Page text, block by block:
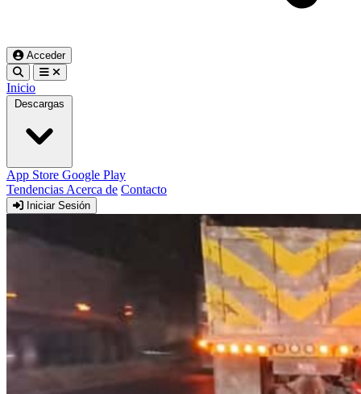
Acceder
Inicio
Descargas
App Store Google Play
Tendencias Acerca de Contacto
Iniciar Sesión